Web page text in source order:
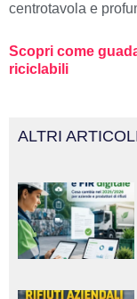
centrotavola e
Scopri come
riciclabili
ALTRI